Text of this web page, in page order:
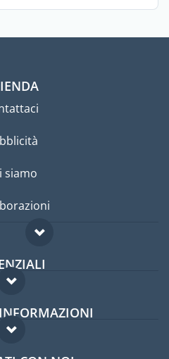
siamo
per expat
per expat
frequenti